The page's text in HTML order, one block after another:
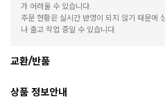
가 어려울 수 있습니다.
주문 현황은 실시간 반영이 되지 않기 때문에
나 출고 작업 중일 수 있습니다.
교환/반품
상품 정보안내